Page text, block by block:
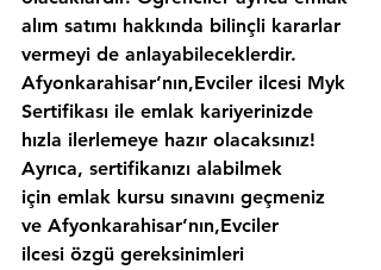
alım satımı hakkında bilinçli kararlar
vermeyi de anlayabileceklerdir.
Afyonkarahisar’nın,Evciler ilcesi Myk
Sertifikası ile emlak kariyerinizde
hızla ilerlemeye hazır olacaksınız!
Ayrıca, sertifikanızı alabilmek
için emlak kursu sınavını geçmeniz
ve Afyonkarahisar’nın,Evciler
ilcesi özgü gereksinimleri